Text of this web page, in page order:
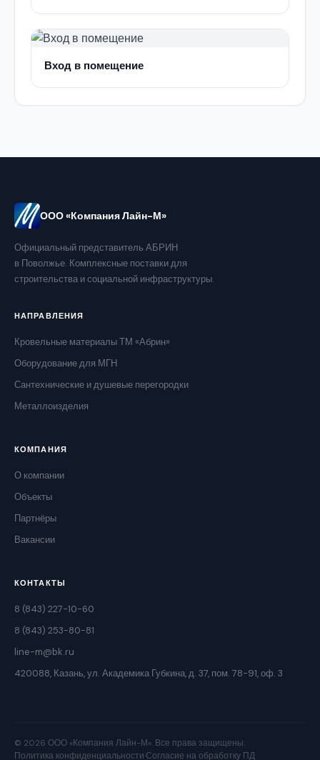
Вход в помещение
ООО «Компания Лайн-М»
Официальный представитель АБРИН
в Поволжье. Комплексные поставки для
строительства и социальной инфраструктуры.
НАПРАВЛЕНИЯ
Кровельные материалы ТМ «Абрин»
Оборудование для МГН
Сантехнические и душевые перегородки
Металлоизделия
КОМПАНИЯ
О компании
Объекты
Партнёры
Вакансии
КОНТАКТЫ
8 (843) 227-10-60
8 (843) 253-80-81
line-m@bk.ru
420088, Казань, ул. Академика Губкина, д. 37, пом. 78-91, оф. 3
© 2026 ООО «Компания Лайн-М». Все права защищены.
Политика конфиденциальности·Согласие на обработку ПД